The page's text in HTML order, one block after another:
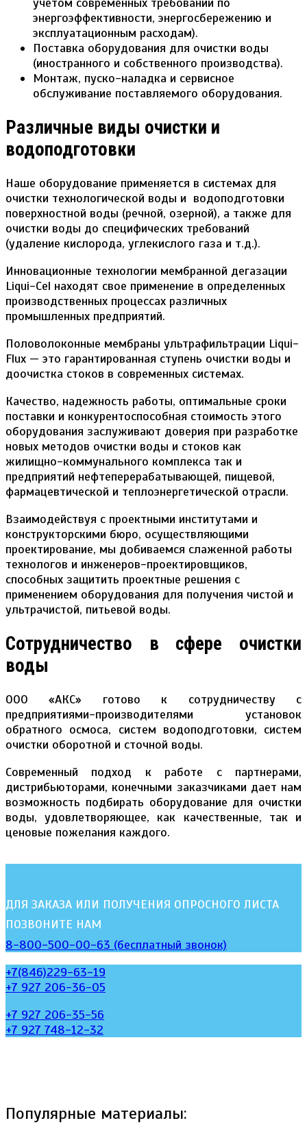
учетом современных требований по
энергоэффективности, энергосбережению и
эксплуатационным расходам).
Поставка оборудования для очистки воды
(иностранного и собственного производства).
Монтаж, пуско-наладка и сервисное
обслуживание поставляемого оборудования.
Различные виды очистки и
водоподготовки
Наше оборудование применяется в системах для
очистки технологической воды и водоподготовки
поверхностной воды (речной, озерной), а также для
очистки воды до специфических требований
(удаление кислорода, углекислого газа и т.д.).
Инновационные технологии мембранной дегазации
Liqui-Cel находят свое применение в определенных
производственных процессах различных
промышленных предприятий.
Половолоконные мембраны ультрафильтрации Liqui-
Flux — это гарантированная ступень очистки воды и
доочистка стоков в современных системах.
Качество, надежность работы, оптимальные сроки
поставки и конкурентоспособная стоимость этого
оборудования заслуживают доверия при разработке
новых методов очистки воды и стоков как
жилищно-коммунального комплекса так и
предприятий нефтеперерабатывающей, пищевой,
фармацевтической и теплоэнергетической отрасли.
Взаимодействуя с проектными институтами и
конструкторскими бюро, осуществляющими
проектирование, мы добиваемся слаженной работы
технологов и инженеров-проектировщиков,
способных защитить проектные решения с
применением оборудования для получения чистой и
ультрачистой, питьевой воды.
Сотрудничество в сфере очистки
воды
ООО «АКС» готово к сотрудничеству с
предприятиями-производителями установок
обратного осмоса, систем водоподготовки, систем
очистки оборотной и сточной воды.
Современный подход к работе с партнерами,
дистрибьюторами, конечными заказчиками дает нам
возможность подбирать оборудование для очистки
воды, удовлетворяющее, как качественные, так и
ценовые пожелания каждого.
ДЛЯ ЗАКАЗА ИЛИ ПОЛУЧЕНИЯ ОПРОСНОГО ЛИСТА
ПОЗВОНИТЕ НАМ
8-800-500-00-63 (бесплатный звонок)
+7(846)229-63-19
+7 927 206-36-05
+7 927 206-35-56
+7 927 748-12-32
Популярные материалы: